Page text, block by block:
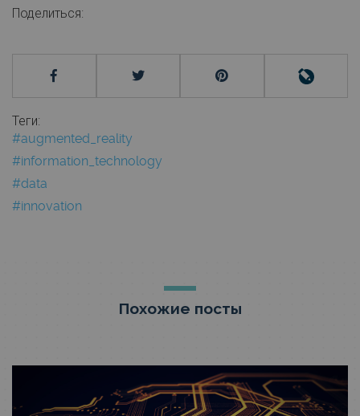
Поделиться:
Теги:
#augmented_reality
#information_technology
#data
#innovation
Похожие посты